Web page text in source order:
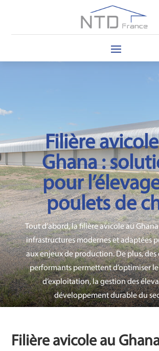
Filière
Ghana :
pour
poulets de
Tout d’abord, la filière avicole au
infrastructures modernes et adaptées
aux enjeux de production. De plus,
performants permettent d’optimiser
d’exploitation, la gestion des
développement durable du
Filière avicole au